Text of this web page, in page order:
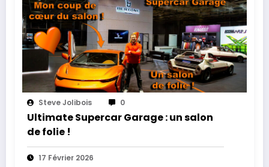
Steve Jolibois 0
Ultimate Supercar Garage : un salon
de folie !
17 Février 2026